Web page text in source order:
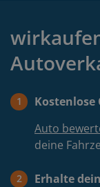
1
Auto
deine
2
Erhalte